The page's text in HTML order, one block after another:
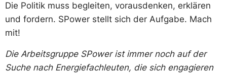
Die Politik muss begleiten, vorausdenken, erklären
und fordern. SPower stellt sich der Aufgabe. Mach
mit!
Die Arbeitsgruppe SPower ist immer noch auf der
Suche nach Energiefachleuten, die sich engagieren